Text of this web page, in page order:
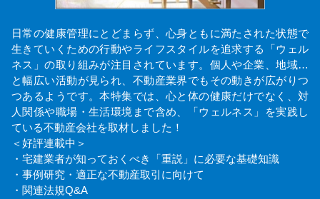
日常の健康管理にとどまらず、心身ともに満たされた状態で
生きていくための行動やライフスタイルを追求する「ウェル
ネス」の取り組みが注目されています。個人や企業、地域…
と幅広い活動が見られ、不動産業界でもその動きが広がりつ
つあるようです。本特集では、心と体の健康だけでなく、対
人関係や職場・生活環境まで含め、「ウェルネス」を実践し
ている不動産会社を取材しました！
＜好評連載中＞
・宅建業者が知っておくべき「重説」に必要な基礎知識
・事例研究・適正な不動産取引に向けて
・関連法規Q&A